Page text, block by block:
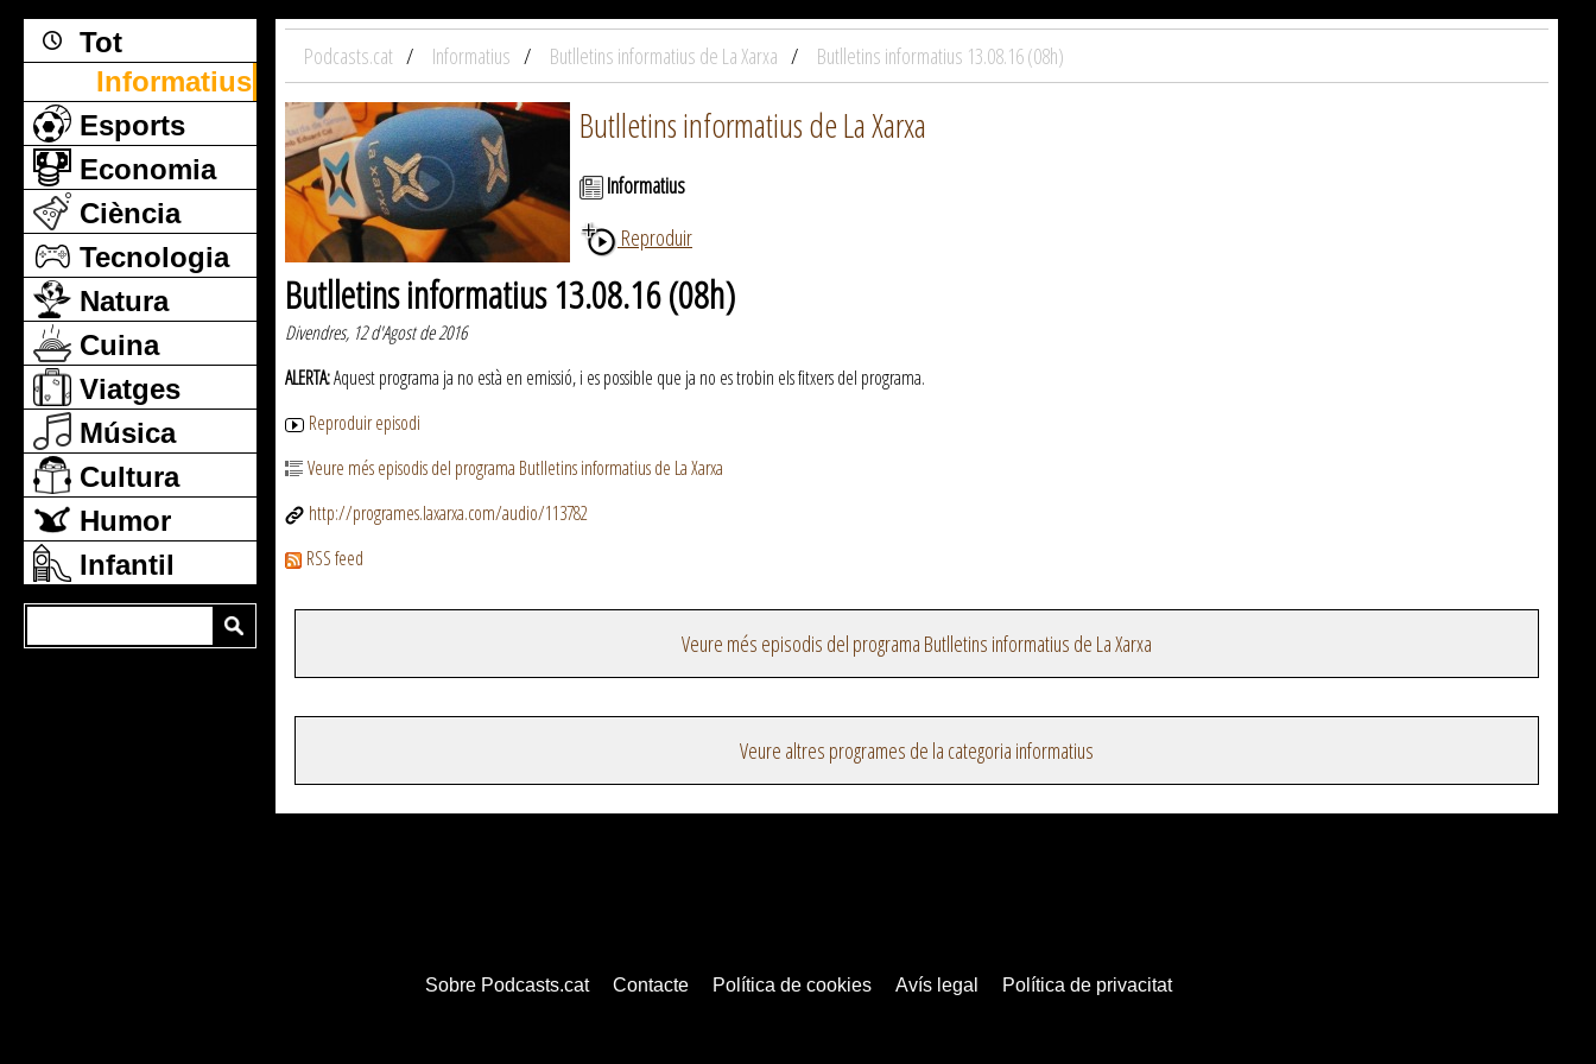
Tot
Informatius
Esports
Economia
Ciència
Tecnologia
Natura
Cuina
Viatges
Música
Cultura
Humor
Infantil
Podcasts.cat Informatius Butlletins informatius de La Xarxa Butlletins informatius 13.08.16 (08h)
Butlletins informatius de La Xarxa
Informatius
Reproduir
Butlletins informatius 13.08.16 (08h)
Divendres, 12 d'Agost de 2016
ALERTA:Aquest programa ja no està en emissió, i es possible que ja no es trobin els fitxers del programa.
Reproduir episodi
Veure més episodis del programa Butlletins informatius de La Xarxa
http://programes.laxarxa.com/audio/113782
RSS feed
Veure més episodis del programa Butlletins informatius de La Xarxa
Veure altres programes de la categoria informatius
Sobre Podcasts.cat Contacte Política de cookies Avís legal Política de privacitat